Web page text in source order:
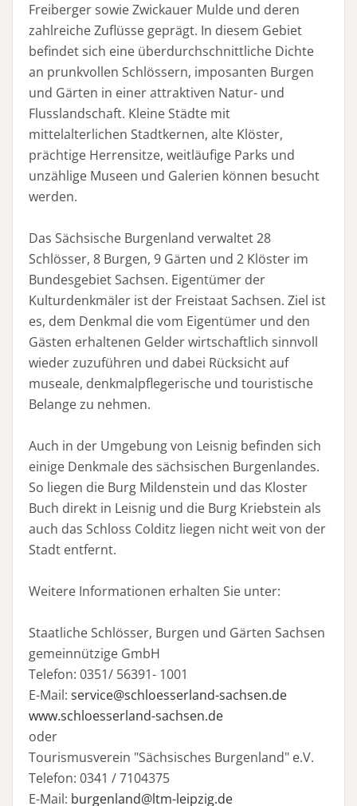
Freiberger sowie Zwickauer Mulde und deren
zahlreiche Zuflüsse geprägt. In diesem Gebiet
befindet sich eine überdurchschnittliche Dichte
an prunkvollen Schlössern, imposanten Burgen
und Gärten in einer attraktiven Natur- und
Flusslandschaft. Kleine Städte mit
mittelalterlichen Stadtkernen, alte Klöster,
prächtige Herrensitze, weitläufige Parks und
unzählige Museen und Galerien können besucht
werden.
Das Sächsische Burgenland verwaltet 28
Schlösser, 8 Burgen, 9 Gärten und 2 Klöster im
Bundesgebiet Sachsen. Eigentümer der
Kulturdenkmäler ist der Freistaat Sachsen. Ziel ist
es, dem Denkmal die vom Eigentümer und den
Gästen erhaltenen Gelder wirtschaftlich sinnvoll
wieder zuzuführen und dabei Rücksicht auf
museale, denkmalpflegerische und touristische
Belange zu nehmen.
Auch in der Umgebung von Leisnig befinden sich
einige Denkmale des sächsischen Burgenlandes.
So liegen die Burg Mildenstein und das Kloster
Buch direkt in Leisnig und die Burg Kriebstein als
auch das Schloss Colditz liegen nicht weit von der
Stadt entfernt.
Weitere Informationen erhalten Sie unter:
Staatliche Schlösser, Burgen und Gärten Sachsen
gemeinnützige GmbH
Telefon: 0351/ 56391- 1001
E-Mail: service@schloesserland-sachsen.de
www.schloesserland-sachsen.de
oder
Tourismusverein "Sächsisches Burgenland" e.V.
Telefon: 0341 / 7104375
E-Mail: burgenland@ltm-leipzig.de